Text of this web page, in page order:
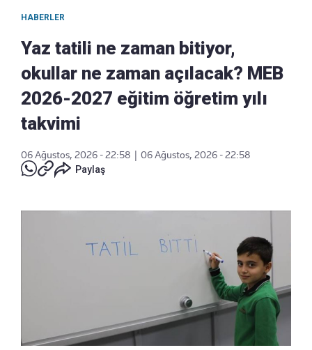
HABERLER
Yaz tatili ne zaman bitiyor,
okullar ne zaman açılacak? MEB
2026-2027 eğitim öğretim yılı
takvimi
06 Ağustos, 2026 - 22:58
06 Ağustos, 2026 - 22:58
Paylaş